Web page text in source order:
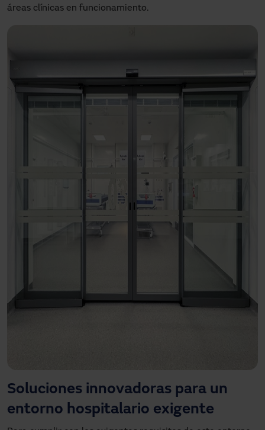
áreas clínicas en funcionamiento.
Soluciones innovadoras para un
entorno hospitalario exigente